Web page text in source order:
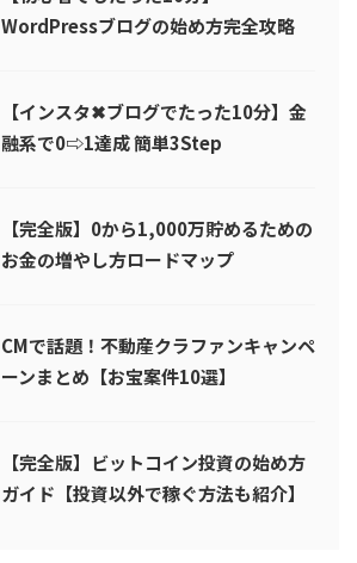
WordPressブログの始め方完全攻略
【インスタ✖︎ブログでたった10分】金
融系で0⇨1達成 簡単3Step
【完全版】0から1,000万貯めるための
お金の増やし方ロードマップ
CMで話題！不動産クラファンキャンペ
ーンまとめ【お宝案件10選】
【完全版】ビットコイン投資の始め方
ガイド【投資以外で稼ぐ方法も紹介】